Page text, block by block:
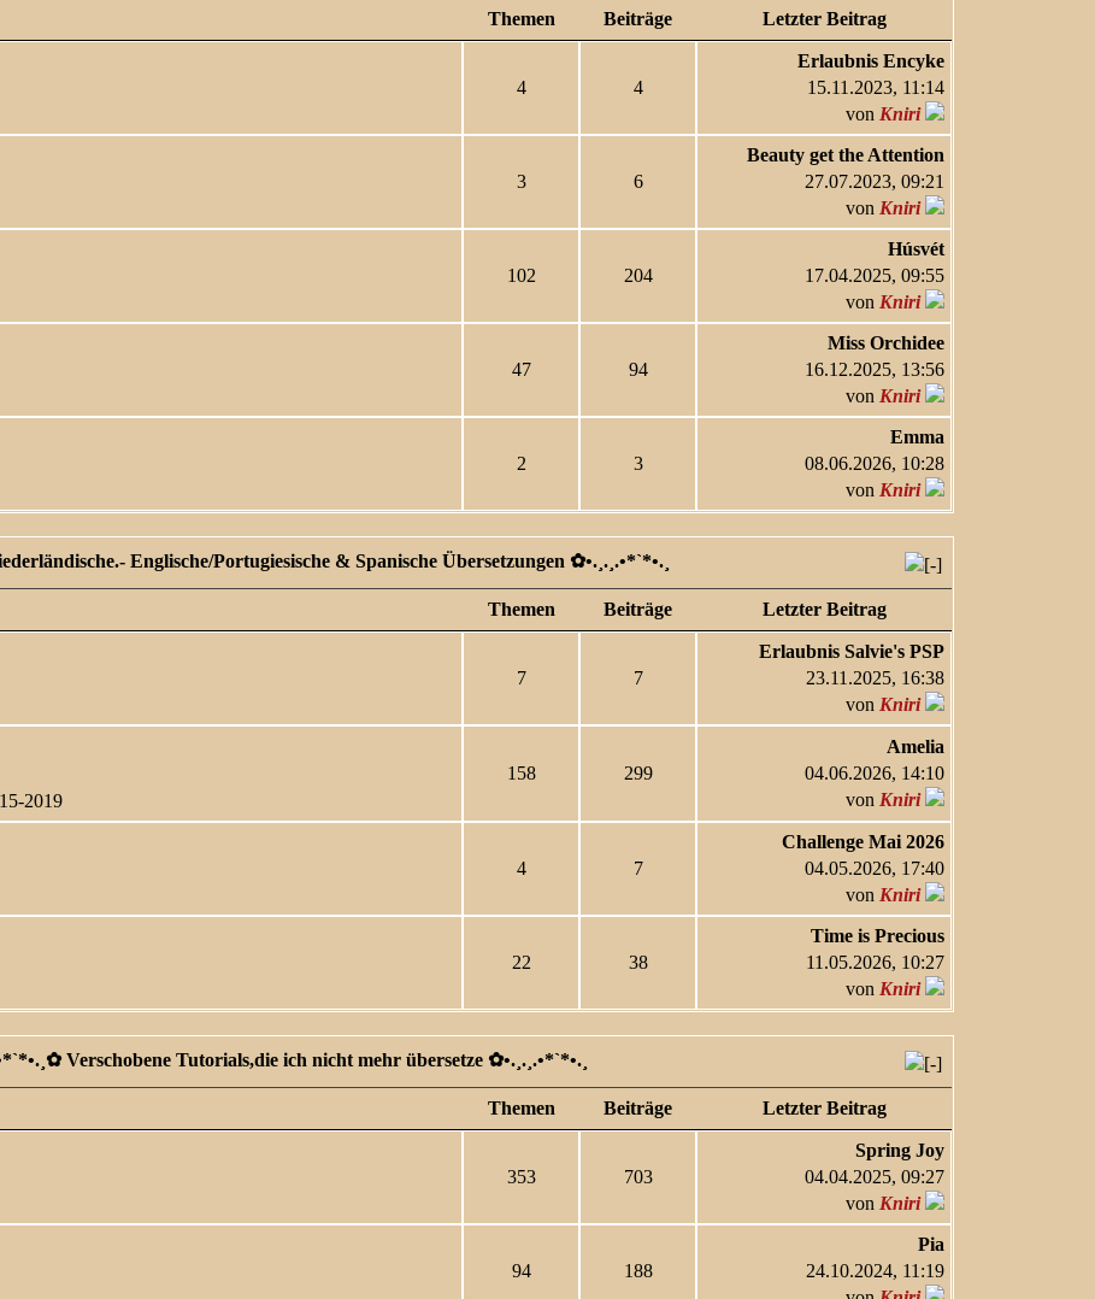
Themen Beiträge Letzter Beitrag
4 4
Erlaubnis Encyke
15.11.2023, 11:14
von Kniri
3 6
Beauty get the Attention
27.07.2023, 09:21
von Kniri
102 204
Húsvét
17.04.2025, 09:55
von Kniri
47 94
Miss Orchidee
16.12.2025, 13:56
von Kniri
2 3
Emma
08.06.2026, 10:28
von Kniri
Englische/Portugiesische & Spanische Übersetzungen ✿ •.¸.¸.•*`*•.¸
Themen Beiträge Letzter Beitrag
7 7
Erlaubnis Salvie's PSP
23.11.2025, 16:38
von Kniri
2019
158 299
Amelia
04.06.2026, 14:10
von Kniri
4 7
Challenge Mai 2026
04.05.2026, 17:40
von Kniri
22 38
Time is Precious
11.05.2026, 10:27
von Kniri
Verschobene Tutorials,die ich nicht mehr übersetze ✿ •.¸.¸.•*`*•.¸
Themen Beiträge Letzter Beitrag
353 703
Spring Joy
04.04.2025, 09:27
von Kniri
94 188
Pia
24.10.2024, 11:19